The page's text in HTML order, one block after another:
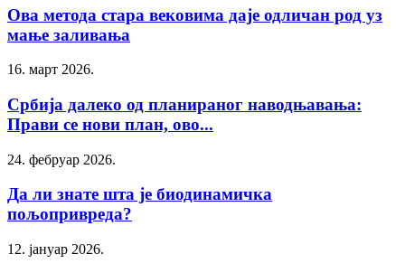
Ова метода стара вековима даје одличан род уз
мање заливања
16. март 2026.
Србија далеко од планираног наводњавања:
Прави се нови план, ово...
24. фебруар 2026.
Да ли знате шта је биодинамичка
пољопривреда?
12. јануар 2026.